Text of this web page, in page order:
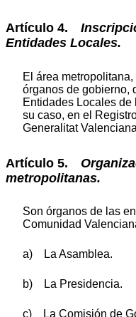
Artículo 4.
Entidades Locales.
El área
órganos de gobierno,
Entidades Locales de
su caso, en el
Generalitat
Artículo 5.
metropolitanas.
Son órganos de las
Comunidad
a) La Asamblea.
b) La Presidencia.
c) La Comisión de